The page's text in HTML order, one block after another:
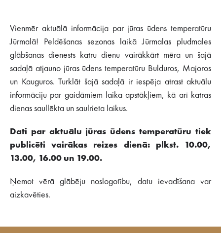
Vienmēr aktuālā informācija par jūras ūdens temperatūru
Jūrmalā! Peldēšanas sezonas laikā Jūrmalas pludmales
glābšanas dienests katru dienu vairākkārt mēra un šajā
sadaļā atjauno jūras ūdens temperatūru Bulduros, Majoros
un Kauguros. Turklāt šajā sadaļā ir iespēja atrast aktuālu
informāciju par gaidāmiem laika apstākļiem, kā arī katras
dienas saullēkta un saulrieta laikus.
Dati par aktuālu jūras ūdens temperatūru tiek
publicēti vairākas reizes dienā: plkst. 10.00,
13.00, 16.00 un 19.00.
Ņemot vērā glābēju noslogotību, datu ievadīšana var
aizkavēties.